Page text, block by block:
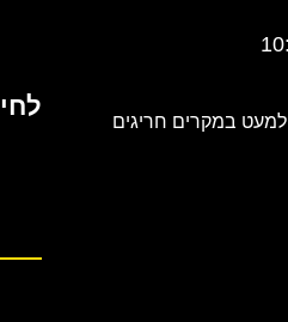
למעט במקרים חריגים
לחי 17 בני ברק - קומה 2